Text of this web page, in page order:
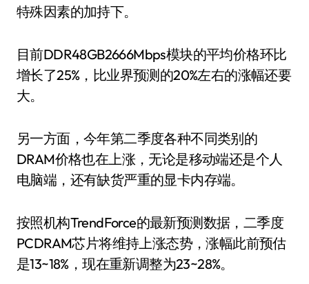
特殊因素的加持下。
目前DDR48GB2666Mbps模块的平均价格环比
增长了25%，比业界预测的20%左右的涨幅还要
大。
另一方面，今年第二季度各种不同类别的
DRAM价格也在上涨，无论是移动端还是个人
电脑端，还有缺货严重的显卡内存端。
按照机构TrendForce的最新预测数据，二季度
PCDRAM芯片将维持上涨态势，涨幅此前预估
是13~18%，现在重新调整为23~28%。